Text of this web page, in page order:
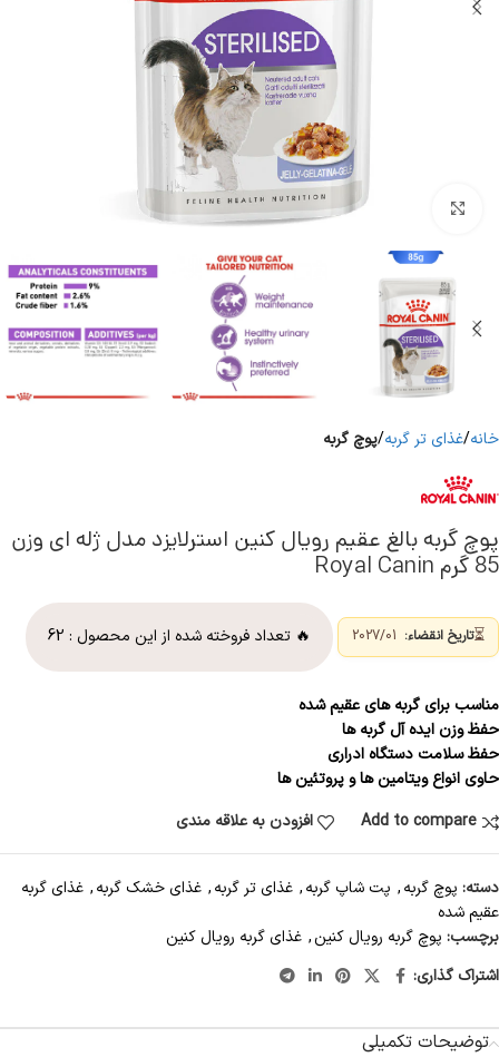
برای بزرگنمایی کلیک کنید
خانه غذای تر گربه پوچ گربه
پوچ گربه بالغ عقیم رویال کنین استرلایزد مدل ژله ای وزن
85 گرم Royal Canin
⏳تاریخ انقضاء: 🔥 تعداد فروخته شده از این محصول : 62
مناسب برای گربه های عقیم شده
حفظ وزن ایده آل گربه ها
حفظ سلامت دستگاه ادراری
حاوی انواع ویتامین ها و پروتئین ها
Add to compare
افزودن به علاقه مندی
دسته: پوچ گربه, پت شاپ گربه, غذای تر گربه, غذای خشک گربه, غذای گربه
عقیم شده
برچسب: پوچ گربه رویال کنین, غذای گربه رویال کنین
اشتراک گذاری:
توضیحات تکمیلی